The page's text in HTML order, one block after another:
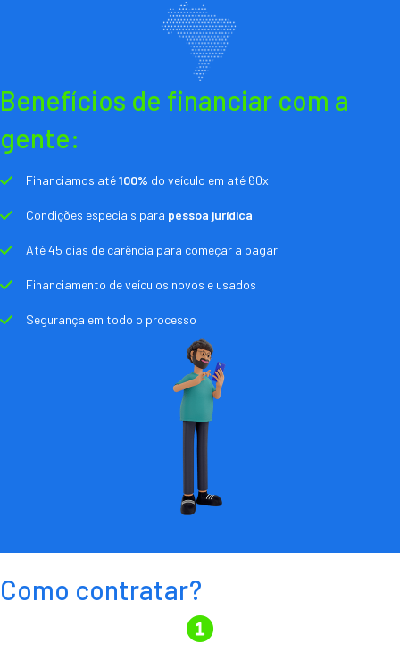
Benefícios de financiar com a
gente:
Financiamos até100% do veículo em até 60x
Condições especiais para pessoa jurídica
Até 45 dias de carência para começar a pagar
Financiamento de veículos novos e usados
Segurança em todo o processo
Como contratar?